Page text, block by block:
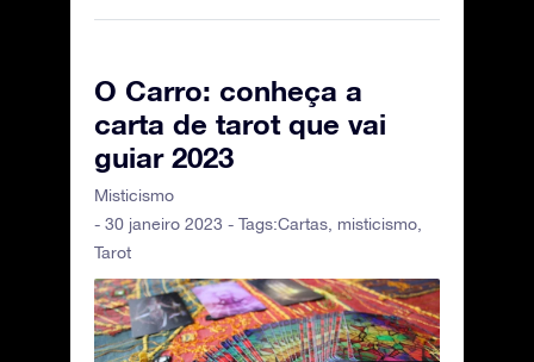
O Carro: conheça a
carta de tarot que vai
guiar 2023
Misticismo
- 30 janeiro 2023 - Tags:Cartas misticismo
Tarot